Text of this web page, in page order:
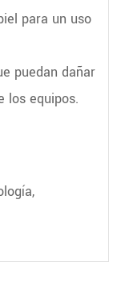
para un uso
puedan dañar
los equipos.